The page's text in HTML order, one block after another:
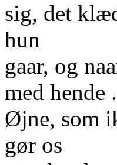
sig, det
hun
gaar, og
med hende
Øjne, som
gør os